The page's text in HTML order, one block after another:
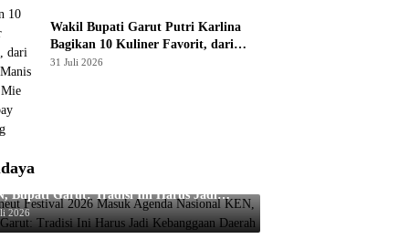
Wakil Bupati Garut Putri Karlina
Bagikan 10 Kuliner Favorit, dari
Yamin Manis hingga Mie Cirambay
31 Juli 2026
Festival 2026 Masuk Agenda Nasional
Bupati Garut: Tradisi Ini Harus Jadi
Daerah
2026